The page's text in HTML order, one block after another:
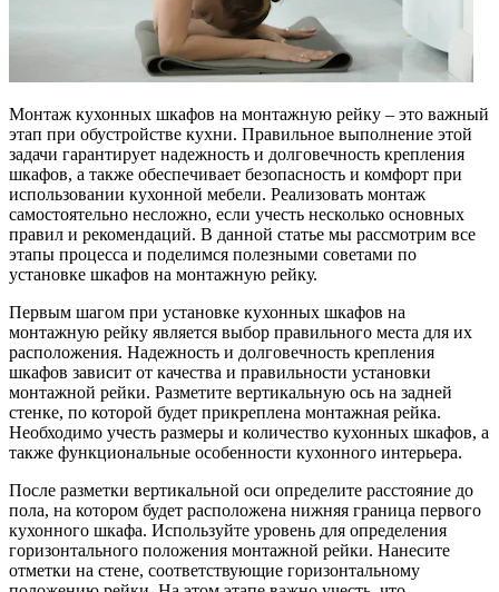
Монтаж кухонных шкафов на монтажную рейку – это важный
этап при обустройстве кухни. Правильное выполнение этой
задачи гарантирует надежность и долговечность крепления
шкафов, а также обеспечивает безопасность и комфорт при
использовании кухонной мебели. Реализовать монтаж
самостоятельно несложно, если учесть несколько основных
правил и рекомендаций. В данной статье мы рассмотрим все
этапы процесса и поделимся полезными советами по
установке шкафов на монтажную рейку.
Первым шагом при установке кухонных шкафов на
монтажную рейку является выбор правильного места для их
расположения. Надежность и долговечность крепления
шкафов зависит от качества и правильности установки
монтажной рейки. Разметите вертикальную ось на задней
стенке, по которой будет прикреплена монтажная рейка.
Необходимо учесть размеры и количество кухонных шкафов, а
также функциональные особенности кухонного интерьера.
После разметки вертикальной оси определите расстояние до
пола, на котором будет расположена нижняя граница первого
кухонного шкафа. Используйте уровень для определения
горизонтального положения монтажной рейки. Нанесите
отметки на стене, соответствующие горизонтальному